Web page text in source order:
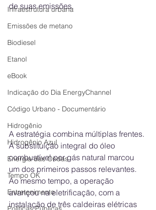
Infraestrutura urbana
Emissões de metano
Biodiesel
Etanol
eBook
Indicação do Dia EnergyChannel
Código Urbano - Documentário
Hidrogênio
Hidrogênio Azul
Energia das Ondas
Tempo OK
Entretenimento
de suas emissões.
A estratégia combina múltiplas frentes.
A substituição integral do óleo
combustível por gás natural marcou
um dos primeiros passos relevantes.
Ao mesmo tempo, a operação
avançou na eletrificação, com a
instalação de três caldeiras elétricas